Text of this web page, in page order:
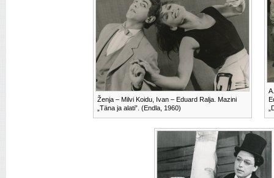
Ženja – Milvi Koidu, Ivan – Eduard Ralja. Mazini
„Täna ja alati”. (Endla, 1960)